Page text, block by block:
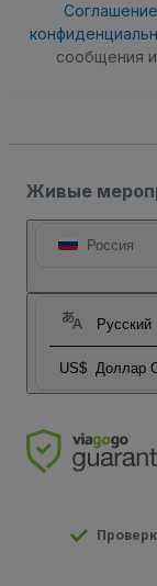
сообщения
Живые
Россия
Русский
US$ Доллар